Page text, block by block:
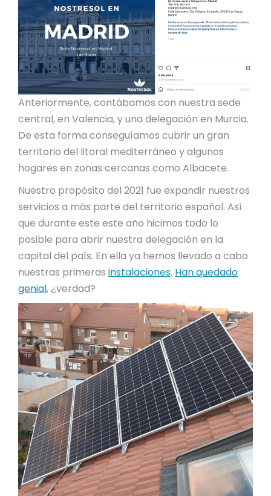
Anteriormente, contábamos con nuestra sede
central, en Valencia, y una delegación en Murcia.
De esta forma conseguíamos cubrir un gran
territorio del litoral mediterráneo y algunos
hogares en zonas cercanas como Albacete.
Nuestro propósito del 2021 fue expandir nuestros
servicios a más parte del territorio español. Así
que durante este este año hicimos todo lo
posible para abrir nuestra delegación en la
capital del país. En ella ya hemos llevado a cabo
nuestras primeras instalaciones. Han quedado
genial, ¿verdad?